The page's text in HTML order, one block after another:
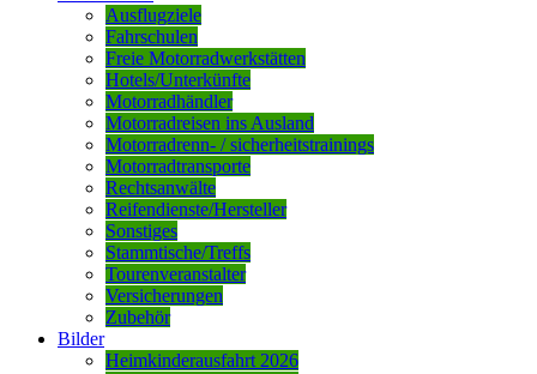
Ausflugziele
Fahrschulen
Freie Motorradwerkstätten
Hotels/Unterkünfte
Motorradhändler
Motorradreisen ins Ausland
Motorradrenn- / sicherheitstrainings
Motorradtransporte
Rechtsanwälte
Reifendienste/Hersteller
Sonstiges
Stammtische/Treffs
Tourenveranstalter
Versicherungen
Zubehör
Bilder
Heimkinderausfahrt 2026